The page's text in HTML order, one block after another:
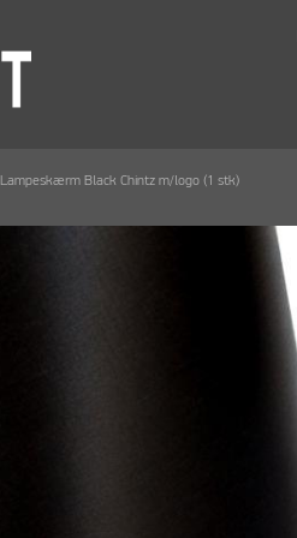
Lampeskærm Black Chintz m/logo (1 stk)